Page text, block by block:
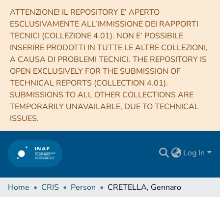
ATTENZIONE! IL REPOSITORY E’ APERTO
ESCLUSIVAMENTE ALL’IMMISSIONE DEI RAPPORTI
TECNICI (COLLEZIONE 4.01). NON E’ POSSIBILE
INSERIRE PRODOTTI IN TUTTE LE ALTRE COLLEZIONI,
A CAUSA DI PROBLEMI TECNICI. THE REPOSITORY IS
OPEN EXCLUSIVELY FOR THE SUBMISSION OF
TECHNICAL REPORTS (COLLECTION 4.01).
SUBMISSIONS TO ALL OTHER COLLECTIONS ARE
TEMPORARILY UNAVAILABLE, DUE TO TECHNICAL
ISSUES.
Log In
Home CRIS Person CRETELLA, Gennaro